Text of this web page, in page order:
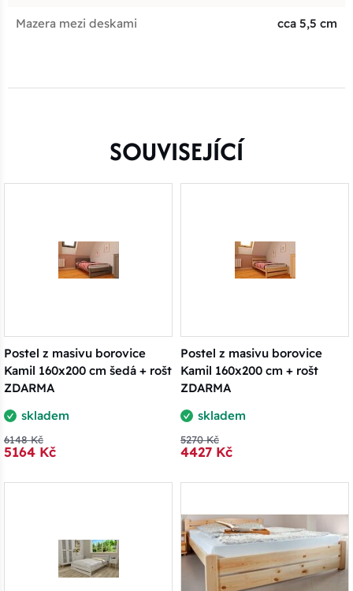
Mazera mezi deskami cca 5,5 cm
SOUVISEJÍCÍ
Postel z masivu borovice
Kamil 160x200 cm šedá + rošt
ZDARMA
skladem
6148 Kč
5164 Kč
Postel z masivu borovice
Kamil 160x200 cm + rošt
ZDARMA
skladem
5270 Kč
4427 Kč